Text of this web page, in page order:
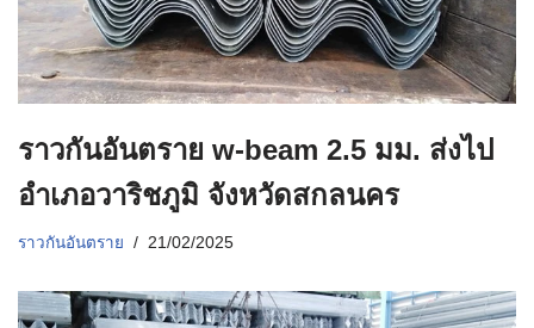
ราวกันอันตราย w-beam 2.5 มม. ส่งไป
อำเภอวาริชภูมิ จังหวัดสกลนคร
ราวกันอันตราย 21/02/2025